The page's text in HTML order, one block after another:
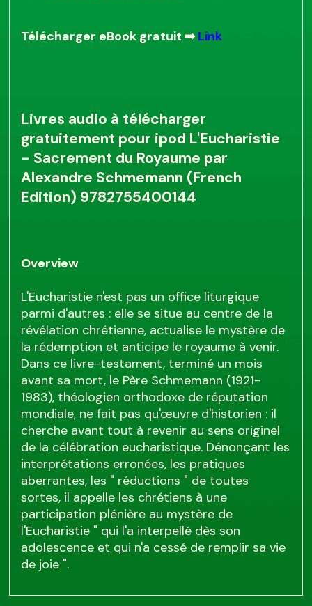
Télécharger eBook gratuit ➡Link
Livres audio à télécharger
gratuitement pour ipod L'Eucharistie
- Sacrement du Royaume par
Alexandre Schmemann (French
Edition) 9782755400144
Overview
L'Eucharistie n'est pas un office liturgique
parmi d'autres : elle se situe au centre de la
révélation chrétienne, actualise le mystère de
la rédemption et anticipe le royaume à venir.
Dans ce livre-testament, terminé un mois
avant sa mort, le Père Schmemann (1921-
1983), théologien orthodoxe de réputation
mondiale, ne fait pas qu'œuvre d'historien : il
cherche avant tout à revenir au sens originel
de la célébration eucharistique. Dénonçant les
interprétations erronées, les pratiques
aberrantes, les " réductions " de toutes
sortes, il appelle les chrétiens à une
participation plénière au mystère de
l'Eucharistie " qui l'a interpellé dès son
adolescence et qui n'a cessé de remplir sa vie
de joie ".